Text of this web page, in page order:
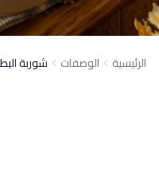
الرئيسية الوصفات شوربة